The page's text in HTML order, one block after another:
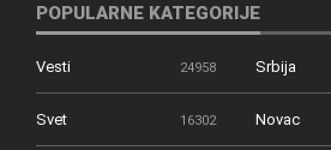
POPULARNE KATEGORIJE
Vesti 24958 Srbija
Svet 16302 Novac